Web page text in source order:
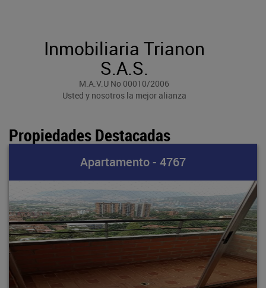
Inmobiliaria Trianon
S.A.S.
M.A.V.U No 00010/2006
Usted y nosotros la mejor alianza
Propiedades Destacadas
Apartamento - 4767